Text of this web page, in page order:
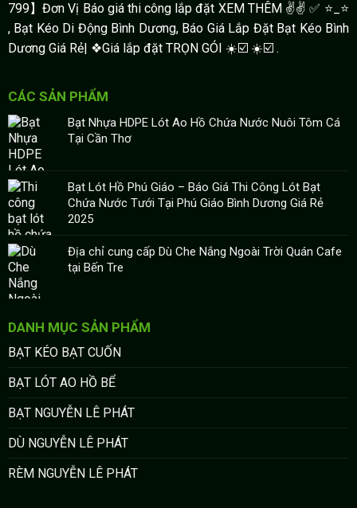
799】Đơn Vị Báo giá thi công lắp đặt XEM THÊM ✌✌ ✅ ⭐️_⭐
, Bạt Kéo Di Động Bình Dương, Báo Giá Lắp Đặt Bạt Kéo Bình
Dương Giá Rẻ| ❖Giá lắp đặt TRỌN GÓI ☀️☑️ ☀️☑️ .
CÁC SẢN PHẨM
Bạt Nhựa HDPE Lót Ao Hồ Chứa Nước Nuôi Tôm Cá
Tại Cần Thơ
Bạt Lót Hồ Phú Giáo – Báo Giá Thi Công Lót Bạt
Chứa Nước Tưới Tại Phú Giáo Bình Dương Giá Rẻ
2025
Địa chỉ cung cấp Dù Che Nắng Ngoài Trời Quán Cafe
tại Bến Tre
DANH MỤC SẢN PHẨM
BẠT KÉO BẠT CUỐN
BẠT LÓT AO HỒ BỂ
BẠT NGUYỄN LÊ PHÁT
DÙ NGUYỄN LÊ PHÁT
RÈM NGUYỄN LÊ PHÁT